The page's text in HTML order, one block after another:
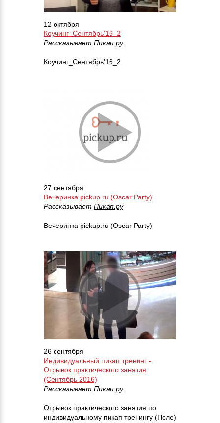
12 октября
Коучинг_Сентябрь'16_2
Рассказывает Пикап.ру
Коучинг_Сентябрь'16_2
27 сентября
Вечеринка pickup.ru (Oscar Party)
Рассказывает Пикап.ру
Вечеринка pickup.ru (Oscar Party)
26 сентября
Индивидуальный пикап тренинг -
Отрывок практического занятия
(Сентябрь 2016)
Рассказывает Пикап.ру
Отрывок практического занятия по
индивидуальному пикап тренингу (Поле)